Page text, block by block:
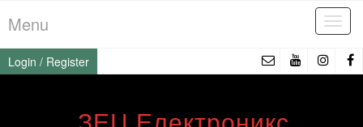
to
the
content
Menu
Login / Register